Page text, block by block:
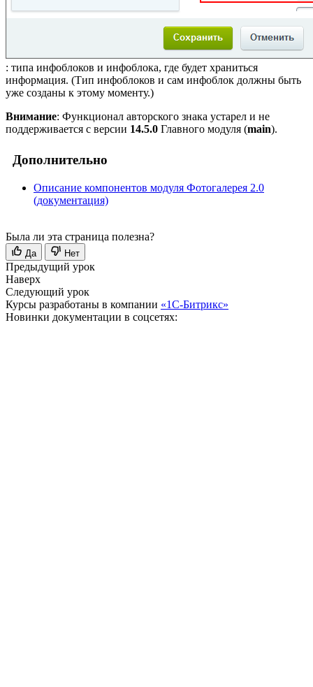
: типа инфоблоков и инфоблока, где будет храниться
информация. (Тип инфоблоков и сам инфоблок должны быть
уже созданы к этому моменту.)
Внимание: Функционал авторского знака устарел и не
поддерживается с версии 14.5.0 Главного модуля (main).
Дополнительно
Описание компонентов модуля Фотогалерея 2.0
(документация)
Была ли эта страница полезна?
Да Нет
Предыдущий урок
Наверх
Следующий урок
Курсы разработаны в компании «1С-Битрикс»
Новинки документации в соцсетях: